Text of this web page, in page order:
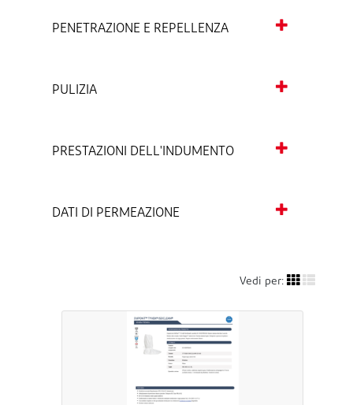
PENETRAZIONE E REPELLENZA
PULIZIA
PRESTAZIONI DELL'INDUMENTO
DATI DI PERMEAZIONE
Vedi per: